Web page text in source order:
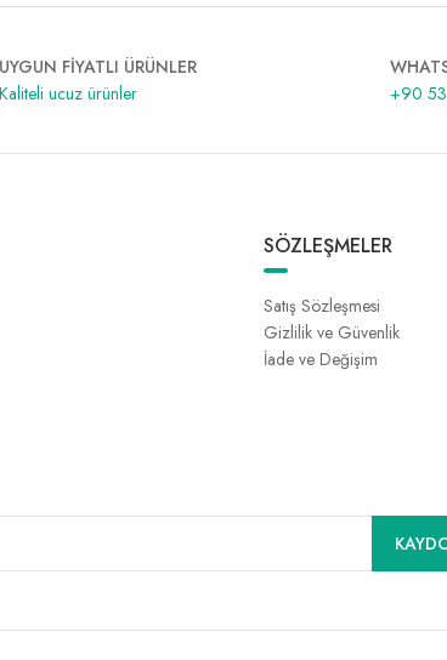
UYGUN FİYATLI ÜRÜNLER
Kaliteli ucuz ürünler
+90
SÖZLEŞMELER
Satış Sözleşmesi
Gizlilik ve Güvenlik
İade ve Değişim